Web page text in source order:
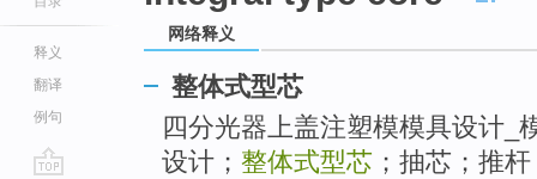
释义
翻译
例句
网络释义
整体式型芯
四分光器上盖注塑模模具设计_
设计； 整体式型芯 ；抽芯；推